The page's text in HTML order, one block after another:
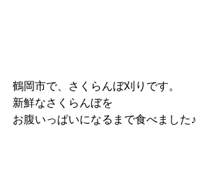
鶴岡市で、さくらんぼ刈りです。
新鮮なさくらんぼを
お腹いっぱいになるまで食べました♪